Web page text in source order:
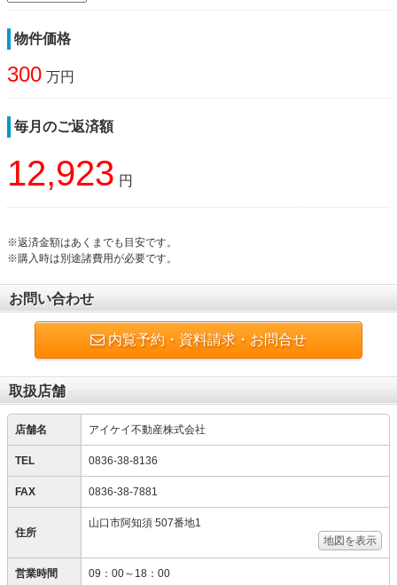
物件価格
300 万円
毎月のご返済額
12,923 円
※返済金額はあくまでも目安です。
※購入時は別途諸費用が必要です。
お問い合わせ
内覧予約・資料請求・お問合せ
取扱店舗
店舗名 アイケイ不動産株式会社
TEL 0836-38-8136
FAX 0836-38-7881
住所
山口市阿知須 507番地1
地図を表示
営業時間 09：00～18：00